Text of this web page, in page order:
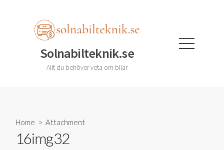
Solnabilteknik.se
Allt du behöver veta om bilar
Menu
Home > Attachment
16img32